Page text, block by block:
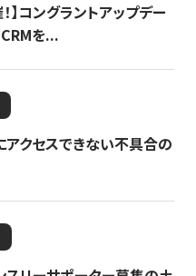
】コングラントアップデー
を...
クセスできない不具合の